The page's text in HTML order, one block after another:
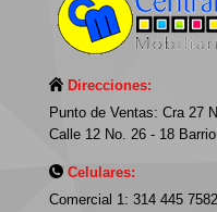
Direcciones:
Punto de Ventas: Cra 27
Calle 12 No. 26 - 18
Celulares:
Comercial 1: 314 445